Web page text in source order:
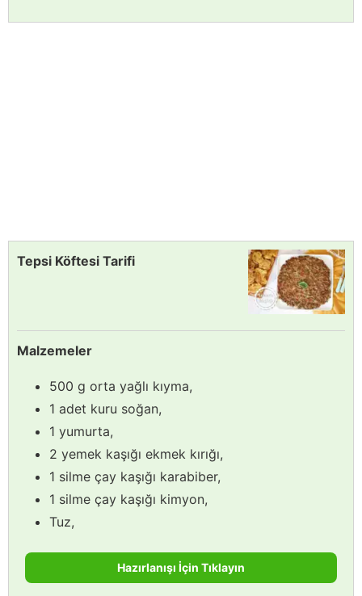
Tepsi Köftesi Tarifi
Malzemeler
500 g orta yağlı kıyma,
1 adet kuru soğan,
1 yumurta,
2 yemek kaşığı ekmek kırığı,
1 silme çay kaşığı karabiber,
1 silme çay kaşığı kimyon,
Tuz,
Hazırlanışı İçin Tıklayın